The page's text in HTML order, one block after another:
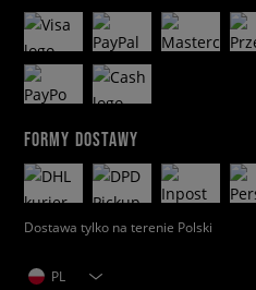
FORMY DOSTAWY
Dostawa tylko na terenie Polski
PL